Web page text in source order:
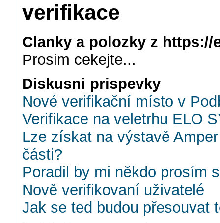
verifikace
Clanky a polozky z https://
Prosim cekejte...
Diskusni prispevky
Nové verifikační místo v
Verifikace na veletrhu ELO
Lze získat na výstavě
části?
Poradil by mi někdo prosím
Nově verifikovaní uživatelé
Jak se ted budou přesouvat